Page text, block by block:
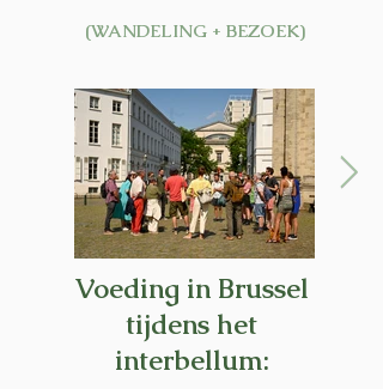
(WANDELING + BEZOEK)
Voeding in Brussel
tijdens het
interbellum: